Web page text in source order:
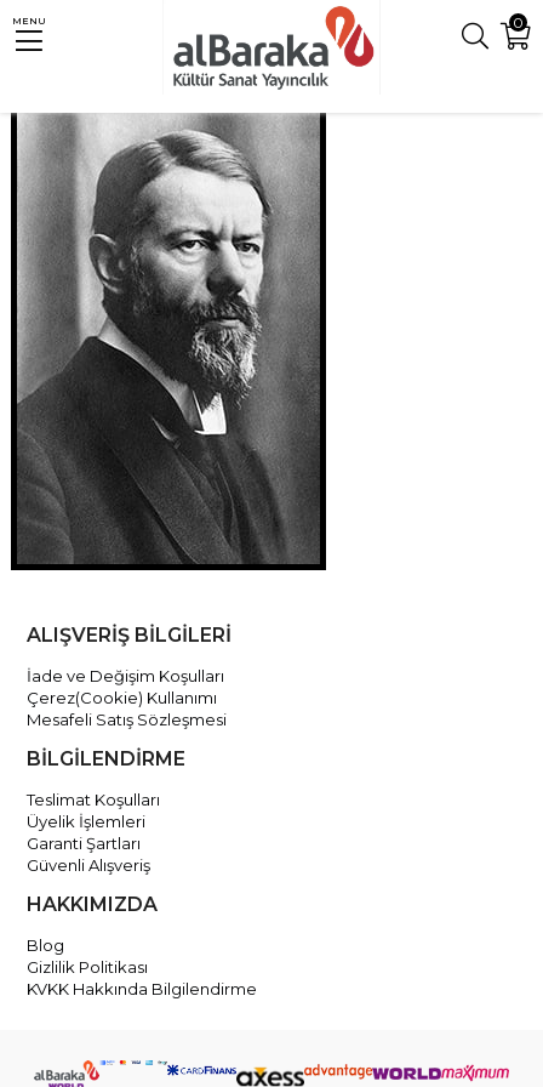
0
MENU
ALIŞVERİŞ BİLGİLERİ
İade ve Değişim Koşulları
Çerez(Cookie) Kullanımı
Mesafeli Satış Sözleşmesi
BİLGİLENDİRME
Teslimat Koşulları
Üyelik İşlemleri
Garanti Şartları
Güvenli Alışveriş
HAKKIMIZDA
Blog
Gizlilik Politikası
KVKK Hakkında Bilgilendirme